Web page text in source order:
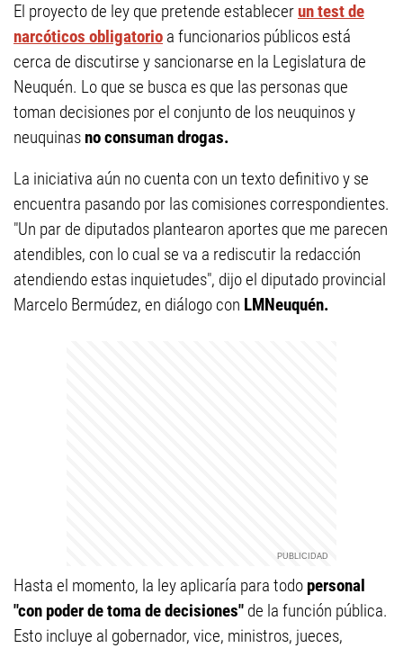
El proyecto de ley que pretende establecer un test de
narcóticos obligatorio a funcionarios públicos está
cerca de discutirse y sancionarse en la Legislatura de
Neuquén. Lo que se busca es que las personas que
toman decisiones por el conjunto de los neuquinos y
neuquinasno consuman drogas.
La iniciativa aún no cuenta con un texto definitivo y se
encuentra pasando por las comisiones correspondientes.
"Un par de diputados plantearon aportes que me parecen
atendibles, con lo cual se va a rediscutir la redacción
atendiendo estas inquietudes", dijo el diputado provincial
Marcelo Bermúdez, en diálogo con LMNeuquén.
Hasta el momento, la ley aplicaría para todo personal
"con poder de toma de decisiones" de la función pública.
Esto incluye al gobernador, vice, ministros, jueces,